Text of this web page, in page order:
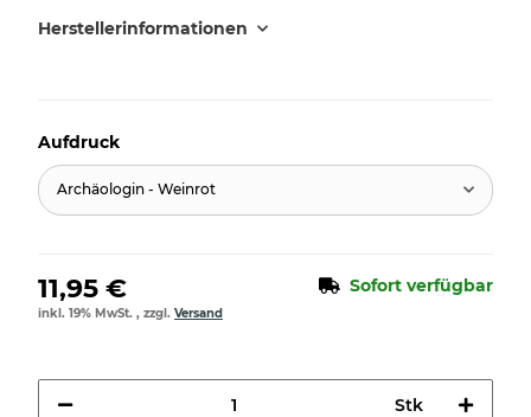
Herstellerinformationen
Aufdruck
Archäologin - Weinrot
11,95 € Sofort verfügbar
inkl. 19% MwSt. , zzgl. Versand
Stk